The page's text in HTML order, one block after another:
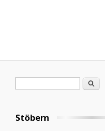
Search
Stöbern